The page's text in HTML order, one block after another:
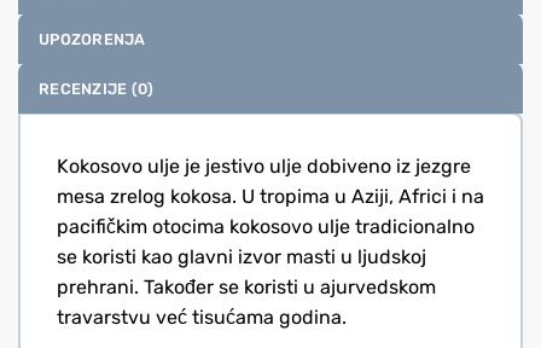
UPOZORENJA
RECENZIJE (0)
Kokosovo ulje je jestivo ulje dobiveno iz jezgre
mesa zrelog kokosa. U tropima u Aziji, Africi i na
pacifičkim otocima kokosovo ulje tradicionalno
se koristi kao glavni izvor masti u ljudskoj
prehrani. Također se koristi u ajurvedskom
travarstvu već tisućama godina.